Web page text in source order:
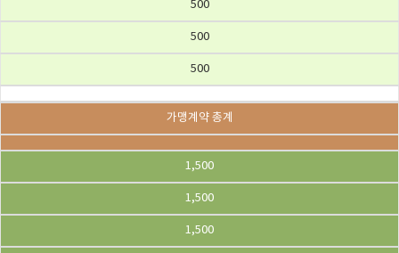
500
500
500
가맹계약 총계
1,500
1,500
1,500